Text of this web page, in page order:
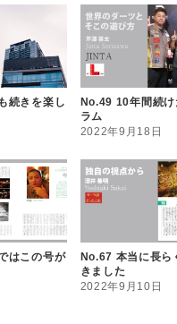
続きを楽し
No.49 10年間続け
ラム
2022年9月18日
はこの号が
No.67 本当に長ら
きました
2022年9月10日